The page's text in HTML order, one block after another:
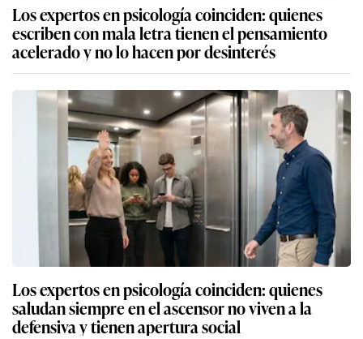
Los expertos en psicología coinciden: quienes
escriben con mala letra tienen el pensamiento
acelerado y no lo hacen por desinterés
Los expertos en psicología coinciden: quienes
saludan siempre en el ascensor no viven a la
defensiva y tienen apertura social